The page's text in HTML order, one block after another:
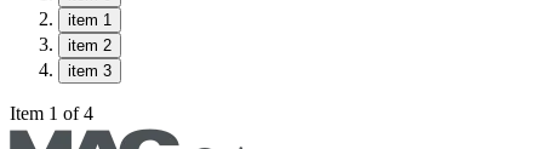
item 1
item 2
item 3
Item 1 of 4